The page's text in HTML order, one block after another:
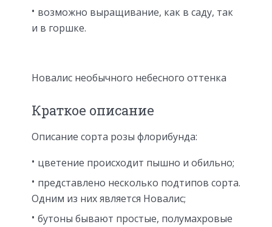
возможно выращивание, как в саду, так
и в горшке.
Новалис необычного небесного оттенка
Краткое описание
Описание сорта розы флорибунда:
цветение происходит пышно и обильно;
представлено несколько подтипов сорта.
Одним из них является Новалис;
бутоны бывают простые, полумахровые